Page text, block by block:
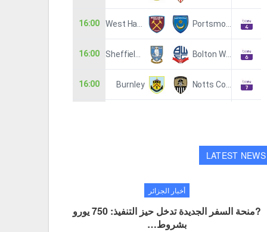
LATEST NEWS
أخبار الجزائر
?منحة السفر الجديدة تدخل حيز التنفيذ: 750 يورو
بشروط…